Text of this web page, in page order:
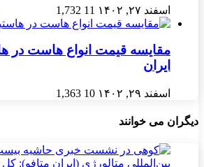
اسفند ۲۷, ۱۴۰۲ 11
1,732
مقایسه قیمت انواع هاست در
ایران
اسفند ۲۹, ۱۴۰۲ 10
1,363
دیگران می خوانند